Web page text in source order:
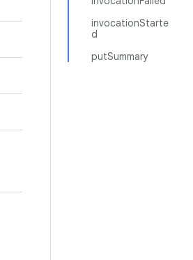
invocationStarte
d
putSummary